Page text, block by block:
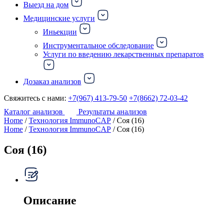
Выезд на дом
Медицинские услуги
Иньекции
Инструментальное обследование
Услуги по введению лекарственных препаратов
Дозаказ анализов
Свяжитесь с нами: +7(967) 413-79-50 +7(8662) 72-03-42
Каталог анализов
Результаты анализов
Home /Технология ImmunoCAP / Cоя (16)
Home /Технология ImmunoCAP / Cоя (16)
Cоя (16)
Описание